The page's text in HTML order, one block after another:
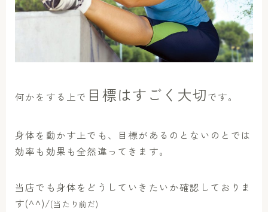
何かをする上で 目標はすごく大切です。
身体を動かす上でも、目標があるのとないのとでは
効率も効果も全然違ってきます。
当店でも身体をどうしていきたいか確認しておりま
す(^^)/(当たり前だ)